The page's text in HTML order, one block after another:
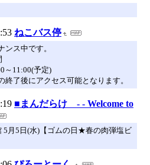
ねこバス停
ンス中です。
～11:00(予定)
終了後にアクセス可能となります。
■まんだらけ - - Welcome to
5月5日(水)【ゴムの日★春の肉弾塩ビ